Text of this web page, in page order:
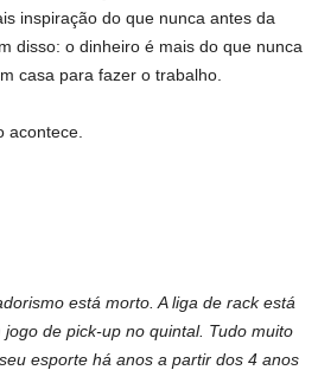
inspiração do que nunca antes da
disso: o dinheiro é mais do que nunca
casa para fazer o trabalho.
acontece.
está morto. A liga de rack está
de pick-up no quintal. Tudo muito
esporte há anos a partir dos 4 anos